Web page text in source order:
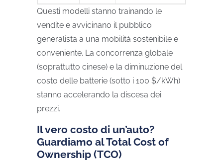
Questi modelli stanno trainando le
vendite e avvicinano il pubblico
generalista a una mobilità sostenibile e
conveniente. La concorrenza globale
(soprattutto cinese) e la diminuzione del
costo delle batterie (sotto i 100 $/kWh)
stanno accelerando la discesa dei
prezzi.
Il vero costo di un’auto?
Guardiamo al Total Cost of
Ownership (TCO)